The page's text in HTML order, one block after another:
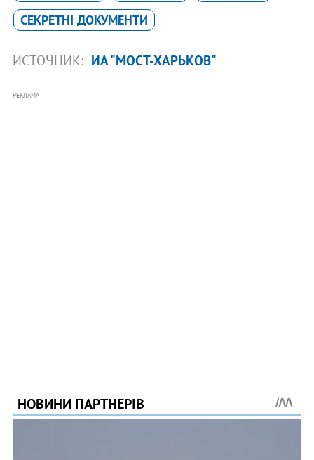
СЕКРЕТНІ ДОКУМЕНТИ
ИСТОЧНИК: ИА "МОСТ-ХАРЬКОВ"
РЕКЛАМА